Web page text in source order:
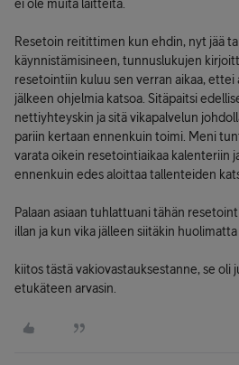
ei ole muita laitteita.
Resetoin reitittimen kun ehdin, nyt jää
käynnistämisineen, tunnuslukujen
resetointiin kuluu sen verran aikaa, ettei
jälkeen ohjelmia katsoa. Sitäpaitsi
nettiyhteyskin ja sitä vikapalvelun
pariin kertaan ennenkuin toimi. Meni
varata oikein resetointiaikaa kalenteriin
ennenkuin edes aloittaa tallenteiden
Palaan asiaan tuhlattuani tähän
illan ja kun vika jälleen siitäkin
kiitos tästä vakiovastauksestanne, se oli
etukäteen arvasin.